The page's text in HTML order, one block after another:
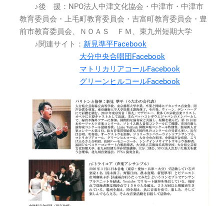
♪後 援：NPO法人中津文化協会・中津市・中津市
教育委員会・上毛町教育委員会・吉富町教育委員会・豊
前市教育委員会、ＮＯＡＳ ＦＭ、東九州短期大学
♪関連サイト： 新見準平Facebook
大分中央合唱団Facebook
マトリカリアコールFacebook
グリーンヒルコールFacebook